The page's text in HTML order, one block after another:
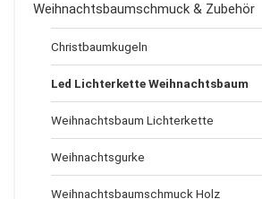
Weihnachtsbaumschmuck & Zubehör
Christbaumkugeln
Led Lichterkette Weihnachtsbaum
Weihnachtsbaum Lichterkette
Weihnachtsgurke
Weihnachtsbaumschmuck Holz